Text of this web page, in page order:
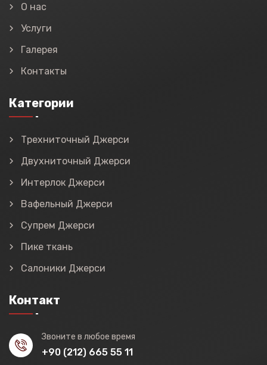
О нас
Услуги
Галерея
Контакты
Категории
Трехниточный Джерси
Двухниточный Джерси
Интерлок Джерси
Вафельный Джерси
Супрем Джерси
Пике ткань
Салоники Джерси
Контакт
Звоните в любое время
+90 (212) 665 55 11